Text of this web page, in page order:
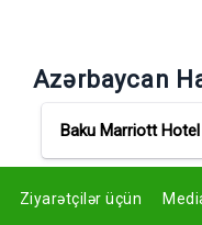
Azərbaycan
Baku Marriott
Ziyarətçilər üçün